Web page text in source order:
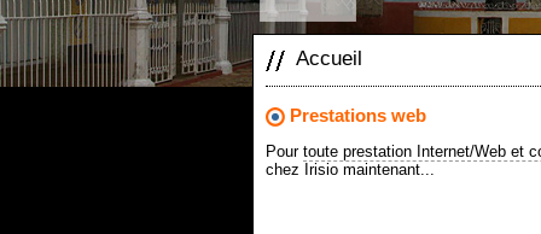
Accueil
Prestations web
Pour toute prestation Internet/Web et
chez Irisio maintenant...